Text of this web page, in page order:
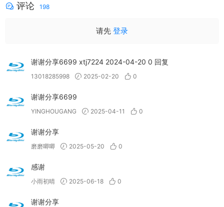
评论 198
请先 登录
谢谢分享6699 xtj7224 2024-04-20 0 回复
13018285998 2025-02-20 0
谢谢分享6699
YINGHOUGANG 2025-04-11 0
谢谢分享
磨磨唧唧 2025-05-20 0
感谢
小雨初晴 2025-06-18 0
谢谢分享